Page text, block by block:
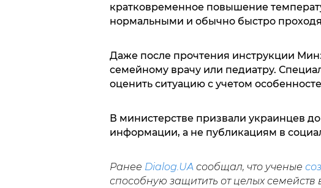
кратковременное повышение
нормальными и обычно быстро
Даже после прочтения инструкции
семейному врачу или педиатру.
оценить ситуацию с учетом
В министерстве призвали украинцев
информации, а не публикациям в
Ранее Dialog.UAсообщал, что ученые
способную защитить от целых семейств